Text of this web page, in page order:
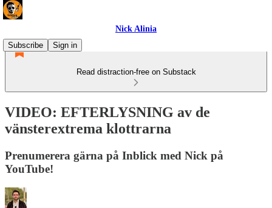
Nick Alinia
Subscribe
Sign in
Read distraction-free on Substack
VIDEO: EFTERLYSNING av de
vänsterextrema klottrarna
Prenumerera gärna på Inblick med Nick på
YouTube!